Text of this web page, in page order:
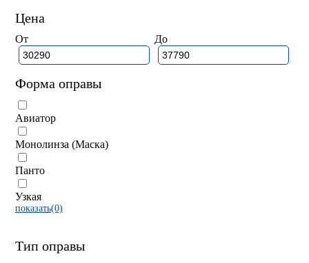
Цена
От До
Форма оправы
Авиатор
Монолинза (Маска)
Панто
Узкая
показать(0)
Тип оправы